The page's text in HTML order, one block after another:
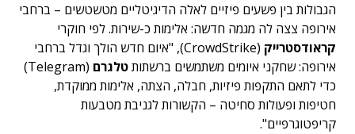
הגבולות בין פשעים פיזיים לאלה הדיגיטליים מטשטשים – ברחבי
אירופה צצה לה מגמה חדשה: אלימות כ-שירות. לפי חוקרי
קראודסטרייק
(CrowdStrike), "איום חדש הולך וגדל ברחבי
אירופה: שחקני איומים משתמשים ברשתותטלגרם (Telegram)
כדי לתאם התקפות פיזיות, חבלה, הצתה, אלימות ממוקדת,
חטיפות ופעולות סחיטה – הקשורות לגניבת מטבעות
קריפטוגרפיים".